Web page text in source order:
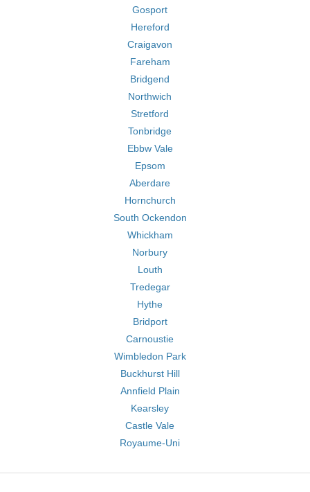
Gosport
Hereford
Craigavon
Fareham
Bridgend
Northwich
Stretford
Tonbridge
Ebbw Vale
Epsom
Aberdare
Hornchurch
South Ockendon
Whickham
Norbury
Louth
Tredegar
Hythe
Bridport
Carnoustie
Wimbledon Park
Buckhurst Hill
Annfield Plain
Kearsley
Castle Vale
Royaume-Uni